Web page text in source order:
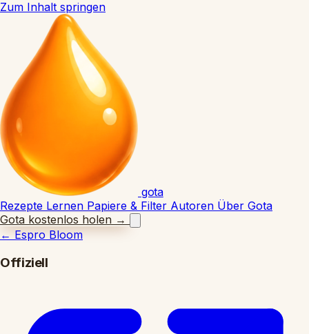
Zum Inhalt springen
gota
Rezepte Lernen Papiere & Filter Autoren Über Gota
Gota kostenlos holen →
← Espro Bloom
Offiziell